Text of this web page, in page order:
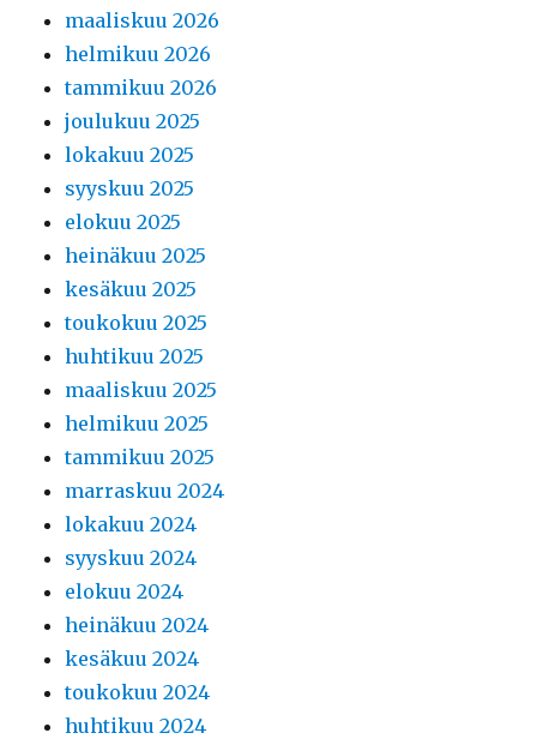
maaliskuu 2026
helmikuu 2026
tammikuu 2026
joulukuu 2025
lokakuu 2025
syyskuu 2025
elokuu 2025
heinäkuu 2025
kesäkuu 2025
toukokuu 2025
huhtikuu 2025
maaliskuu 2025
helmikuu 2025
tammikuu 2025
marraskuu 2024
lokakuu 2024
syyskuu 2024
elokuu 2024
heinäkuu 2024
kesäkuu 2024
toukokuu 2024
huhtikuu 2024